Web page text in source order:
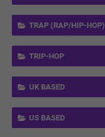
TRAP (RAP/HIP-HOP)
TRIP-HOP
UK BASED
US BASED